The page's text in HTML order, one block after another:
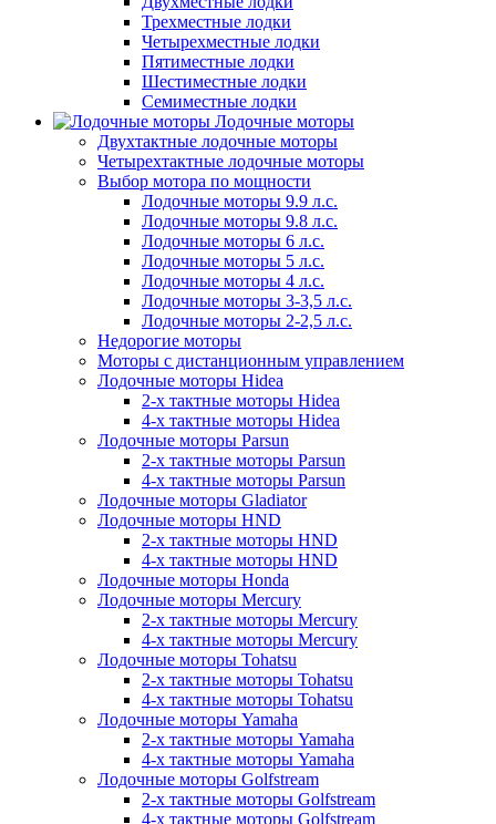
Трехместные лодки
Четырехместные лодки
Пятиместные лодки
Шестиместные лодки
Семиместные лодки
Лодочные моторы
Двухтактные лодочные моторы
Четырехтактные лодочные моторы
Выбор мотора по мощности
Лодочные моторы 9.9 л.с.
Лодочные моторы 9.8 л.с.
Лодочные моторы 6 л.с.
Лодочные моторы 5 л.с.
Лодочные моторы 4 л.с.
Лодочные моторы 3-3,5 л.с.
Лодочные моторы 2-2,5 л.с.
Недорогие моторы
Моторы с дистанционным управлением
Лодочные моторы Hidea
2-х тактные моторы Hidea
4-х тактные моторы Hidea
Лодочные моторы Parsun
2-х тактные моторы Parsun
4-х тактные моторы Parsun
Лодочные моторы Gladiator
Лодочные моторы HND
2-х тактные моторы HND
4-х тактные моторы HND
Лодочные моторы Honda
Лодочные моторы Mercury
2-х тактные моторы Mercury
4-х тактные моторы Mercury
Лодочные моторы Tohatsu
2-х тактные моторы Tohatsu
4-х тактные моторы Tohatsu
Лодочные моторы Yamaha
2-х тактные моторы Yamaha
4-х тактные моторы Yamaha
Лодочные моторы Golfstream
2-х тактные моторы Golfstream
4-х тактные моторы Golfstream